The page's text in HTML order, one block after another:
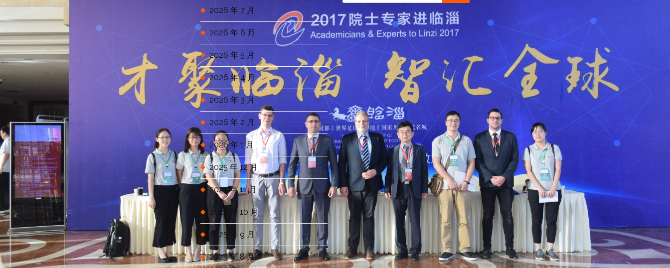
分
类
2026 年 7 月
2026 年 6 月
2026 年 5 月
2026 年 4 月
2026 年 3 月
2026 年 2 月
2026 年 1 月
2025 年 12 月
2025 年 11 月
2025 年 10 月
2025 年 9 月
2025 年 8 月